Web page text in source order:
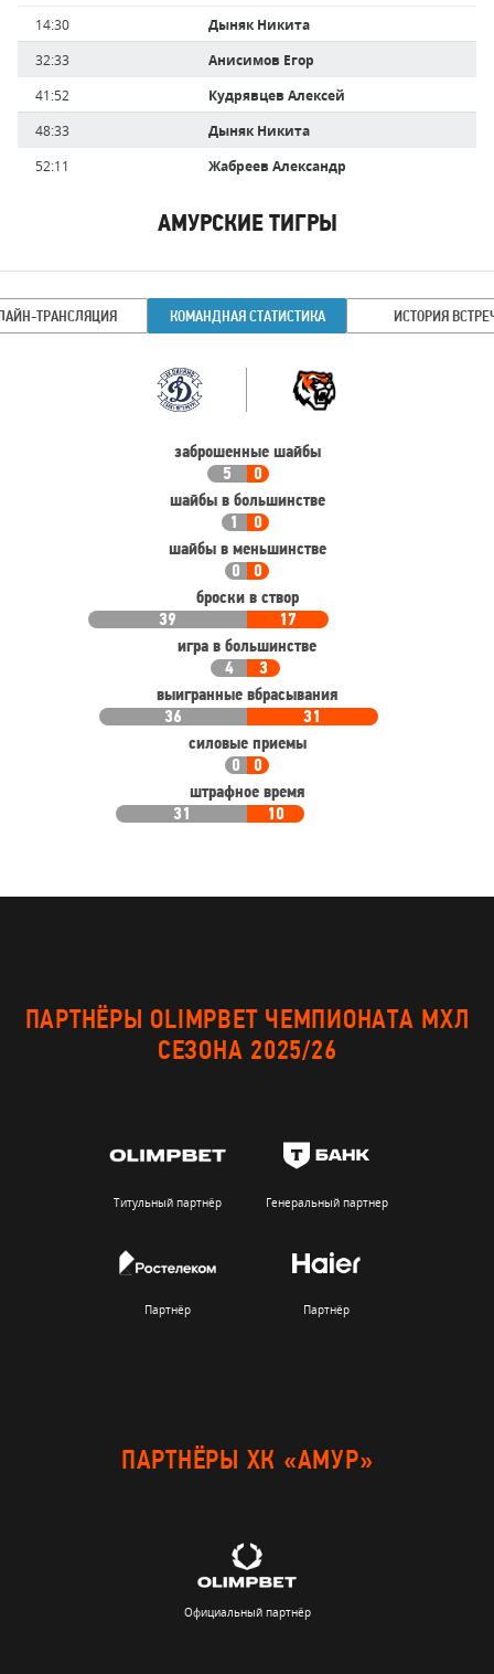
забившие
голы
Время Имя
игрока
14:30
Дыняк Никита
32:33
Анисимов Егор
41:52
Кудрявцев Алексей
48:33
Дыняк Никита
52:11
Жабреев Александр
АМУРСКИЕ ТИГРЫ
игрока
ТРАНСЛЯЦИЯ КОМАНДНАЯ СТАТИСТИКА ИСТОРИЯ
Команда
заброшенные шайбы
5
0
шайбы в большинстве
1
0
шайбы в меньшинстве
0
0
броски в створ
39
17
игра в большинстве
4
3
выигранные вбрасывания
36
31
силовые приемы
0
0
штрафное время
31
10
ПАРТНЁРЫ OLIMPBET ЧЕМПИОНАТА МХЛ
СЕЗОНА 2025/26
Титульный партнёр Генеральный партнер
Партнёр Партнёр
ПАРТНЁРЫ ХК «АМУР»
Официальный партнёр